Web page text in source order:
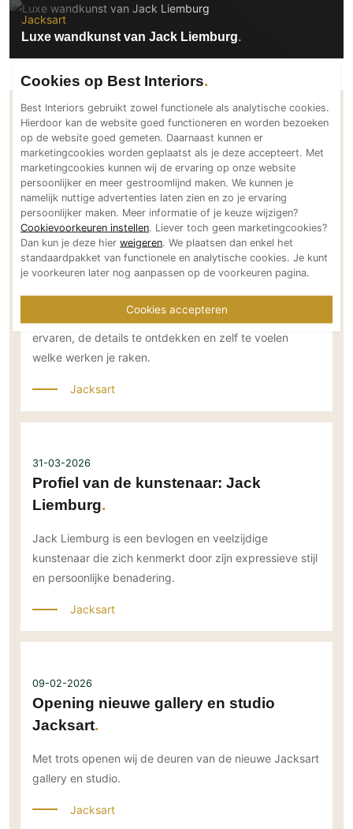
Jacksart
Luxe wandkunst van Jack Liemburg
Blijf op de hoogte
Blogs van Jacksart
04-06-2026
Maak kennis met de rondreizende Pop-
Een unieke kans om de kunstwerken van dichtbij te
ervaren, de details te ontdekken en zelf te voelen
welke werken je raken.
Jacksart
31-03-2026
Profiel van de kunstenaar: Jack
Liemburg
Jack Liemburg is een bevlogen en veelzijdige
kunstenaar die zich kenmerkt door zijn expressieve stijl
en persoonlijke benadering.
Jacksart
09-02-2026
Opening nieuwe gallery en studio
Jacksart
Met trots openen wij de deuren van de nieuwe Jacksart
gallery en studio.
Jacksart
Cookies op Best Interiors
Best Interiors gebruikt zowel functionele als analytische cookies.
Hierdoor kan de website goed functioneren en worden bezoeken
op de website goed gemeten. Daarnaast kunnen er
marketingcookies worden geplaatst als je deze accepteert. Met
marketingcookies kunnen wij de ervaring op onze website
persoonlijker en meer gestroomlijnd maken. We kunnen je
namelijk nuttige advertenties laten zien en zo je ervaring
persoonlijker maken. Meer informatie of je keuze wijzigen?
Cookievoorkeuren instellen. Liever toch geen marketingcookies?
Dan kun je deze hier weigeren. We plaatsen dan enkel het
standaardpakket van functionele en analytische cookies. Je kunt
je voorkeuren later nog aanpassen op de voorkeuren pagina.
Cookies accepteren